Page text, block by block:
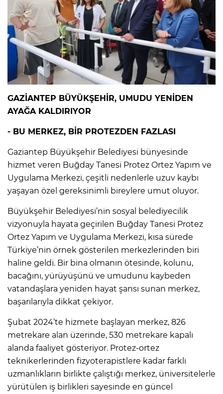
GAZİANTEP BÜYÜKŞEHİR, UMUDU YENİDEN
AYAĞA KALDIRIYOR
- BU MERKEZ, BİR PROTEZDEN FAZLASI
Gaziantep Büyükşehir Belediyesi bünyesinde
hizmet veren Buğday Tanesi Protez Ortez Yapım ve
Uygulama Merkezi, çeşitli nedenlerle uzuv kaybı
yaşayan özel gereksinimli bireylere umut oluyor.
Büyükşehir Belediyesi’nin sosyal belediyecilik
vizyonuyla hayata geçirilen Buğday Tanesi Protez
Ortez Yapım ve Uygulama Merkezi, kısa sürede
Türkiye’nin örnek gösterilen merkezlerinden biri
haline geldi. Bir bina olmanın ötesinde, kolunu,
bacağını, yürüyüşünü ve umudunu kaybeden
vatandaşlara yeniden hayat şansı sunan merkez,
başarılarıyla dikkat çekiyor.
Şubat 2024’te hizmete başlayan merkez, 826
metrekare alan üzerinde, 530 metrekare kapalı
alanda faaliyet gösteriyor. Protez-ortez
teknikerlerinden fizyoterapistlere kadar farklı
uzmanlıkların birlikte çalıştığı merkez, üniversitelerle
yürütülen iş birlikleri sayesinde en güncel